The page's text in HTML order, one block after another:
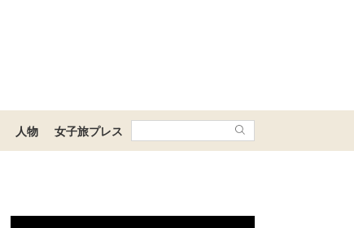
人物 女子旅プレス